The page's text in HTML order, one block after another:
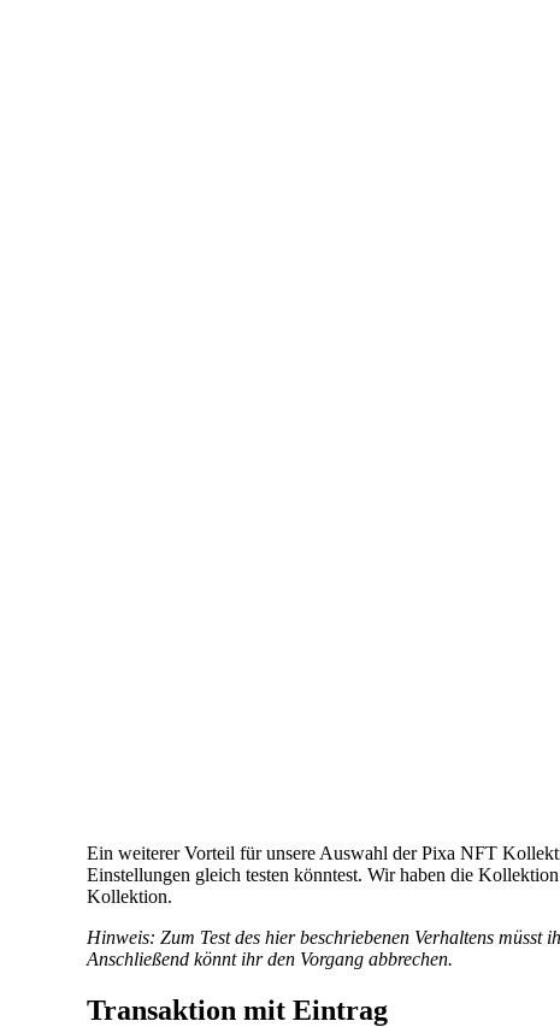
Ein weiterer Vorteil für unsere Auswahl der Pixa NFT
Einstellungen gleich testen könntest. Wir haben die Kollektion
Kollektion.
Hinweis: Zum Test des hier beschriebenen Verhaltens
Anschließend könnt ihr den Vorgang abbrechen.
Transaktion mit Eintrag